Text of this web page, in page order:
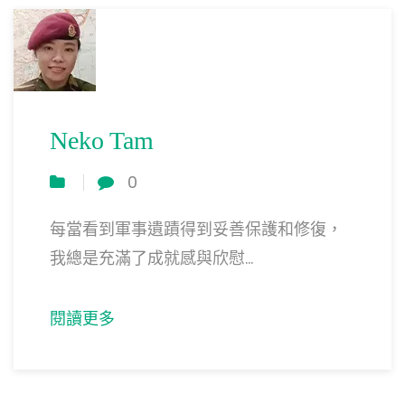
Neko Tam
0
每當看到軍事遺蹟得到妥善保護和修復，
我總是充滿了成就感與欣慰...
閱讀更多